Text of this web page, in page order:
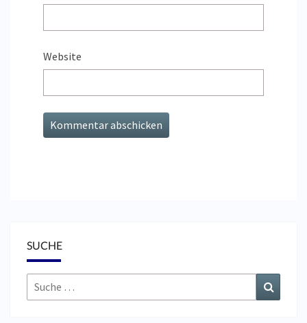
Website
SUCHE
Suche
nach: